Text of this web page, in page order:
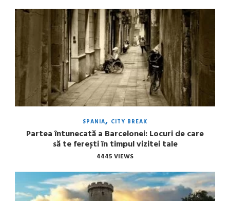
SPANIA CITY BREAK
Partea întunecată a Barcelonei: Locuri de care
să te ferești în timpul vizitei tale
4445 VIEWS